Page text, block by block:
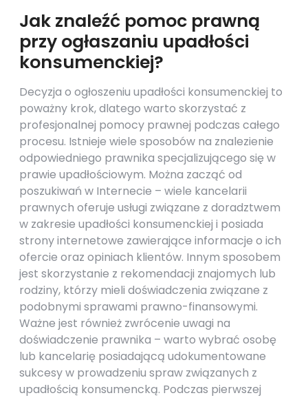
Jak znaleźć pomoc prawną
przy ogłaszaniu upadłości
konsumenckiej?
Decyzja o ogłoszeniu upadłości konsumenckiej to
poważny krok, dlatego warto skorzystać z
profesjonalnej pomocy prawnej podczas całego
procesu. Istnieje wiele sposobów na znalezienie
odpowiedniego prawnika specjalizującego się w
prawie upadłościowym. Można zacząć od
poszukiwań w Internecie – wiele kancelarii
prawnych oferuje usługi związane z doradztwem
w zakresie upadłości konsumenckiej i posiada
strony internetowe zawierające informacje o ich
ofercie oraz opiniach klientów. Innym sposobem
jest skorzystanie z rekomendacji znajomych lub
rodziny, którzy mieli doświadczenia związane z
podobnymi sprawami prawno-finansowymi.
Ważne jest również zwrócenie uwagi na
doświadczenie prawnika – warto wybrać osobę
lub kancelarię posiadającą udokumentowane
sukcesy w prowadzeniu spraw związanych z
upadłością konsumencką. Podczas pierwszej